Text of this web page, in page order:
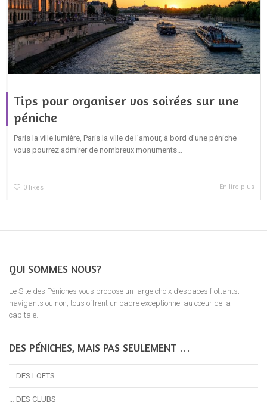
Tips pour organiser vos soirées sur une
péniche
Paris la ville lumière, Paris la ville de l’amour, à bord d’une péniche
vous pourrez admirer de nombreux monuments...
0 likes En lire plus
QUI SOMMES NOUS?
Le Site des Péniches vous propose un large choix d’espaces flottants;
navigants ou non, tous offrent un cadre exceptionnel au coeur de la
capitale.
DES PÉNICHES, MAIS PAS SEULEMENT …
… DES LOFTS
… DES CLUBS